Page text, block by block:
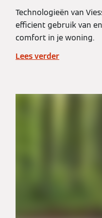
Technologieën van
efficient gebruik van
comfort in je woning.
Lees verder